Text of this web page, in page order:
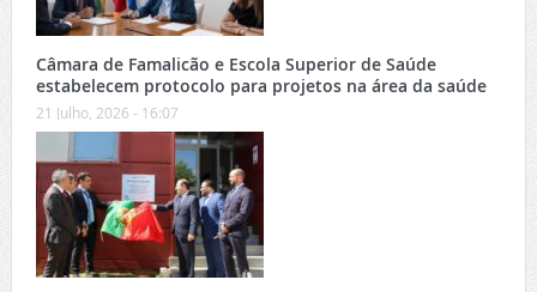
Câmara de Famalicão e Escola Superior de Saúde
estabelecem protocolo para projetos na área da saúde
21 Julho, 2026 - 16:07